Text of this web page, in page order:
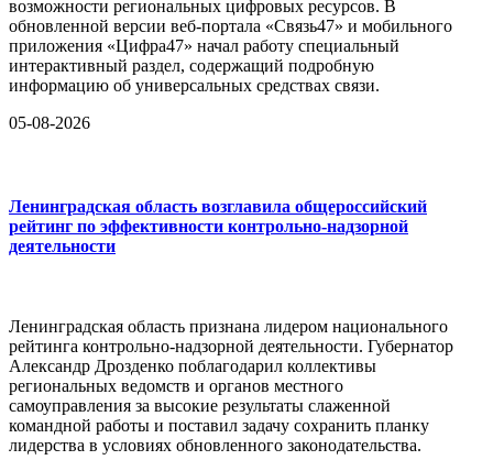
возможности региональных цифровых ресурсов. В
обновленной версии веб-портала «Связь47» и мобильного
приложения «Цифра47» начал работу специальный
интерактивный раздел, содержащий подробную
информацию об универсальных средствах связи.
05-08-2026
Ленинградская область возглавила общероссийский
рейтинг по эффективности контрольно-надзорной
деятельности
Ленинградская область признана лидером национального
рейтинга контрольно-надзорной деятельности. Губернатор
Александр Дрозденко поблагодарил коллективы
региональных ведомств и органов местного
самоуправления за высокие результаты слаженной
командной работы и поставил задачу сохранить планку
лидерства в условиях обновленного законодательства.